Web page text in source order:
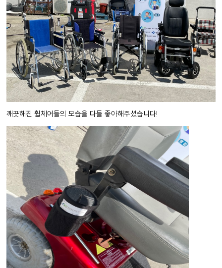
깨끗해진 휠체어들의 모습을 다들 좋아해주셨습니다!